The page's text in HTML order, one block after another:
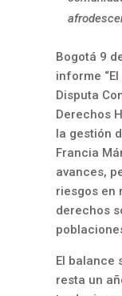
Bogotá 9
informe
Disputa
Derechos
la gestión
Francia
avances,
riesgos en
derechos
El balance
resta un